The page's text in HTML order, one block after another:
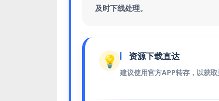
及时下线处理。
💡 资源下载直达
建议使用官方APP转存，以获